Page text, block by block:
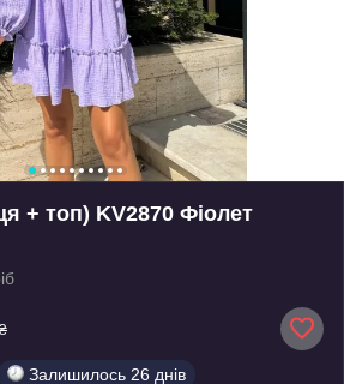
+ топ) KV2870 Фіолет
Залишилось 26 днів